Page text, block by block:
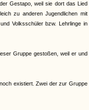
Gestapo, weil sie dort das Lied
zu anderen Jugendlichen mit
Volksschüler bzw. Lehrlinge in
Gruppe gestoßen, weil er und
existiert. Zwei der zur Gruppe